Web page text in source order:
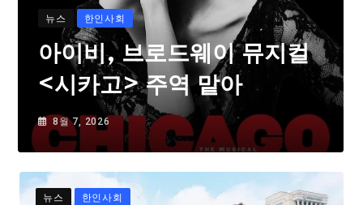
뉴스 한인사회
아이비, 브로드웨이 뮤지컬
<시카고> 주역 맡아
8월 7, 2026
뉴스 한인사회